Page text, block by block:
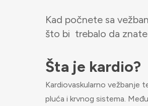
Kad počnete sa
što bi trebalo da
Šta je kardio?
Kardiovaskularno vežbanje
pluća i krvnog sistema.